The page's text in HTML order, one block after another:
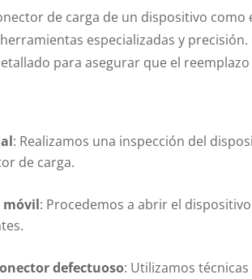
de carga de un dispositivo como
especializadas y precisión.
para asegurar que el
: Realizamos una inspección del
de carga.
móvil: Procedemos a abrir el
defectuoso: Utilizamos